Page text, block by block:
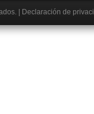
Declaración de